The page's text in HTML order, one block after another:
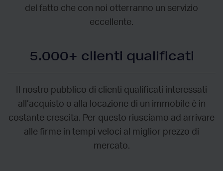
del fatto che con noi otterranno un servizio
eccellente.
5.000+ clienti qualificati
Il nostro pubblico di clienti qualificati interessati
all’acquisto o alla locazione di un immobile è in
costante crescita. Per questo riusciamo ad arrivare
alle firme in tempi veloci al miglior prezzo di
mercato.